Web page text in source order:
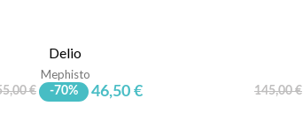
Delio
Mephisto
€ -70% 46,50 € 145,00 €